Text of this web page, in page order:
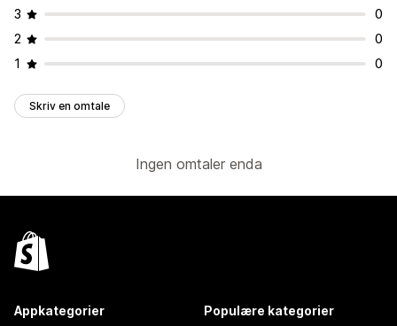
3
0
2
0
1
0
Skriv en omtale
Ingen omtaler enda
Appkategorier Populære kategorier